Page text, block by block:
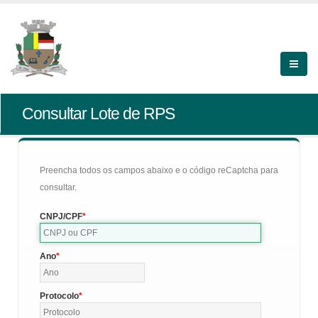
Consultar Lote de RPS
Preencha todos os campos abaixo e o código reCaptcha para
consultar.
CNPJ/CPF
Ano
Protocolo